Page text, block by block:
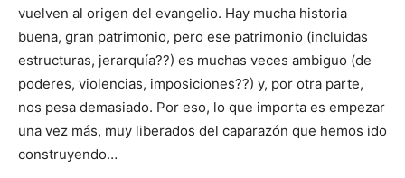
vuelven al origen del evangelio. Hay mucha historia
buena, gran patrimonio, pero ese patrimonio (incluidas
estructuras, jerarquía??) es muchas veces ambiguo (de
poderes, violencias, imposiciones??) y, por otra parte,
nos pesa demasiado. Por eso, lo que importa es empezar
una vez más, muy liberados del caparazón que hemos ido
construyendo…